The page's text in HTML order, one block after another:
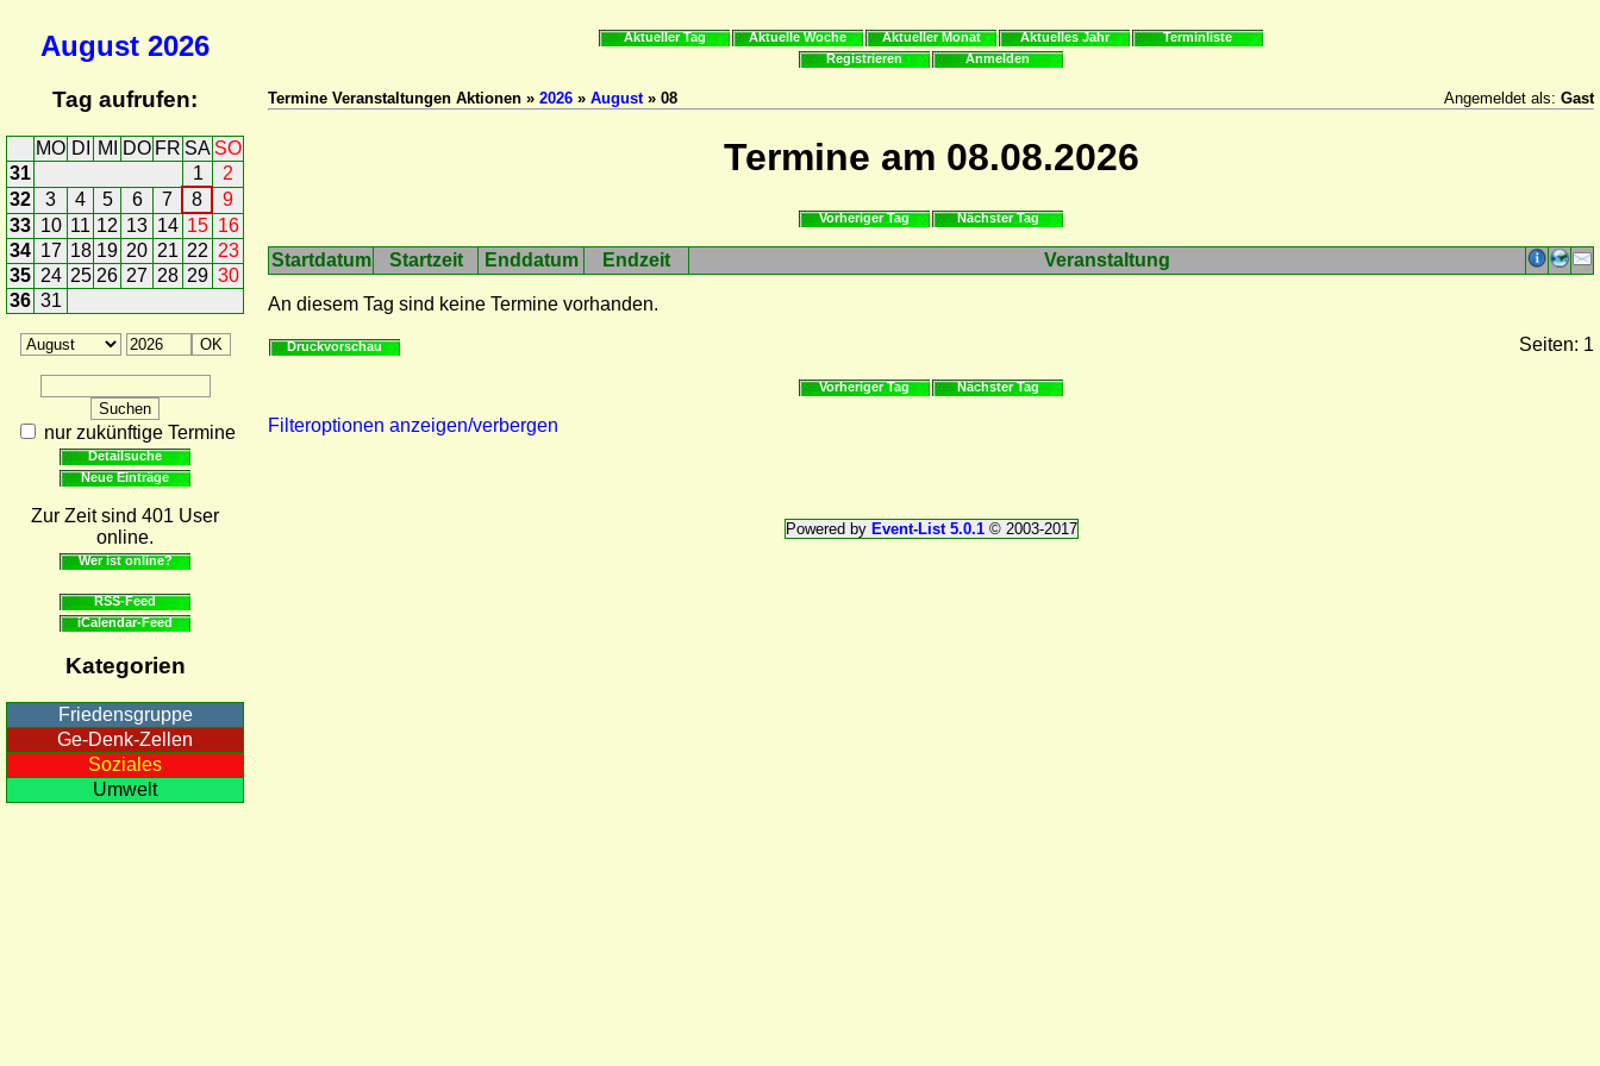
August 2026
Tag aufrufen:
MO DI MI DO FR SA SO
31
1
2
32
3 4 5 6 7 8
9
33 10 11 12 13 14 15 16
34 17 18 19 20 21 22 23
35 24 25 26 27 28 29 30
36 31
nur zukünftige Termine
Detailsuche
Neue Einträge
Zur Zeit sind 401 User
online.
Wer ist online?
RSS-Feed
iCalendar-Feed
Kategorien
Friedensgruppe
Ge-Denk-Zellen
Soziales
Umwelt
Aktueller Tag Aktuelle Woche Aktueller Monat Aktuelles Jahr
Terminliste
Registrieren
Anmelden
Termine Veranstaltungen Aktionen » 2026 » August» 08 Angemeldet als: Gast
Termine am 08.08.2026
Vorheriger Tag Nächster Tag
Startdatum Startzeit Enddatum Endzeit Veranstaltung
An diesem Tag sind keine Termine vorhanden.
Druckvorschau Seiten: 1
Vorheriger Tag Nächster Tag
Filteroptionen anzeigen/verbergen
Powered by Event-List 5.0.1© 2003-2017